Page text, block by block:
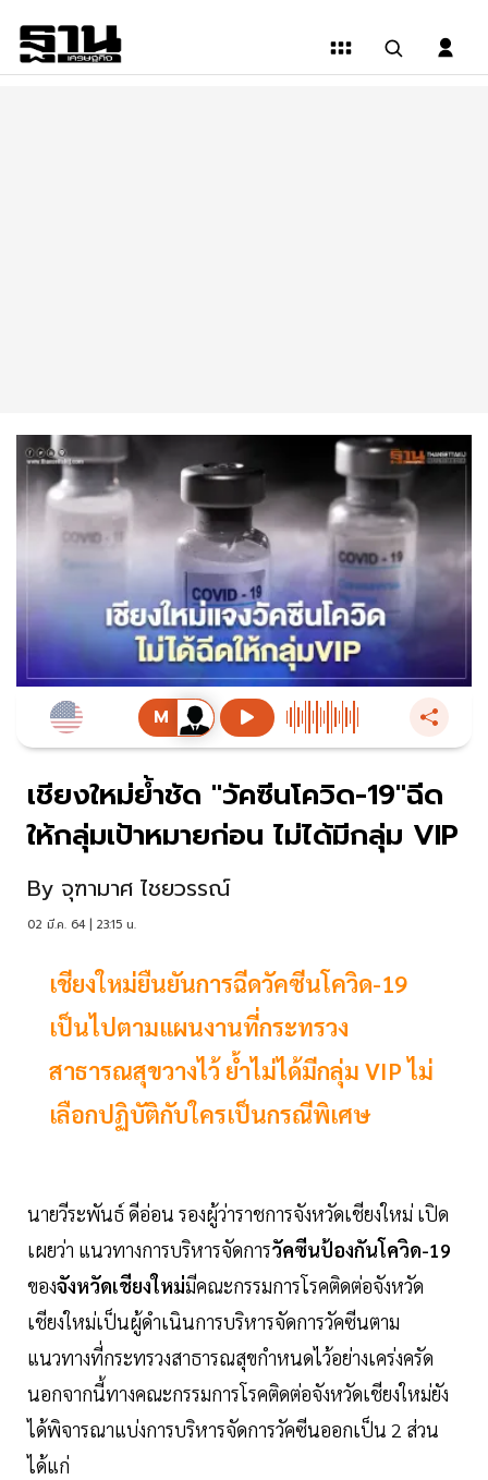
เชียงใหม่ย้ำชัด "วัคซีนโควิด-19"ฉีด
ให้กลุ่มเป้าหมายก่อน ไม่ได้มีกลุ่ม VIP
By จุฑามาศ ไชยวรรณ์
02 มี.ค. 64 | 23:15 น.
เชียงใหม่ยืนยันการฉีดวัคซีนโควิด-19
เป็นไปตามแผนงานที่กระทรวง
สาธารณสุขวางไว้ ย้ำไม่ได้มีกลุ่ม VIP ไม่
เลือกปฏิบัติกับใครเป็นกรณีพิเศษ
นายวีระพันธ์ ดีอ่อน รองผู้ว่าราชการจังหวัดเชียงใหม่ เปิด
เผยว่า แนวทางการบริหารจัดการวัคซีนป้องกันโควิด-19
ของจังหวัดเชียงใหม่มีคณะกรรมการโรคติดต่อจังหวัด
เชียงใหม่เป็นผู้ดำเนินการบริหารจัดการวัคซีนตาม
แนวทางที่กระทรวงสาธารณสุขกำหนดไว้อย่างเคร่งครัด
นอกจากนี้ทางคณะกรรมการโรคติดต่อจังหวัดเชียงใหม่ยัง
ได้พิจารณาแบ่งการบริหารจัดการวัคซีนออกเป็น 2 ส่วน
ได้แก่